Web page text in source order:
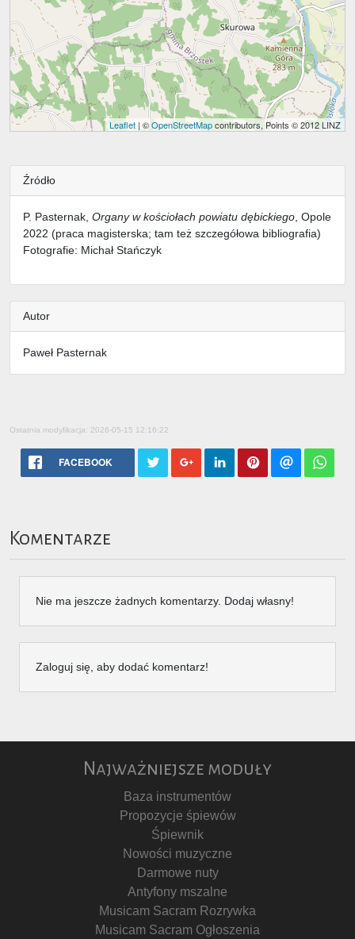
Leaflet | ©OpenStreetMapcontributors, Points © 2012 LINZ
Źródło
P. Pasternak, Organy w kościołach powiatu dębickiego, Opole
2022 (praca magisterska; tam też szczegółowa bibliografia)
Fotografie: Michał Stańczyk
Autor
Paweł Pasternak
Ostatnia modyfikacja: 2026-05-15 12:16:22
FACEBOOK
Komentarze
Nie ma jeszcze żadnych komentarzy. Dodaj własny!
Zaloguj się, aby dodać komentarz!
Najważniejsze moduły
Baza instrumentów
Propozycje śpiewów
Śpiewnik
Nowości muzyczne
Darmowe nuty
Antyfony mszalne
Musicam Sacram Rozrywka
Musicam Sacram Ogłoszenia